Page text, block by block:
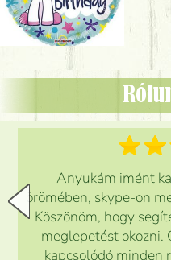
Anyukám imént
örömében, skype-on
Köszönöm, hogy
meglepetést okozni.
kapcsolódó minden